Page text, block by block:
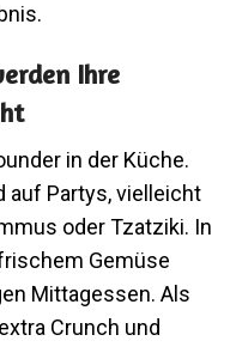
Ihre
in der Küche.
auf Partys, vielleicht
oder Tzatziki. In
Gemüse
Mittagessen. Als
Crunch und